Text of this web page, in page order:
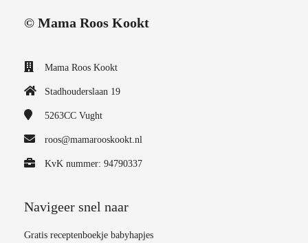
© Mama Roos Kookt
Mama Roos Kookt
Stadhouderslaan 19
5263CC Vught
roos@mamarooskookt.nl
KvK nummer: 94790337
Navigeer snel naar
Gratis receptenboekje babyhapjes